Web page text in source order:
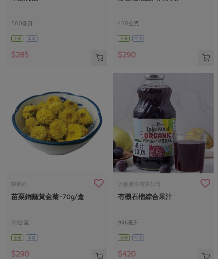
500毫升
全素 常溫
$285
450公克
全素 常溫
$290
韓順雄
苗栗銅鑼黃金菊-70g/盒
70公克
全素 常溫
$290
力象股份有限公司
有機石榴綜合果汁
946毫升
全素 常溫
$420